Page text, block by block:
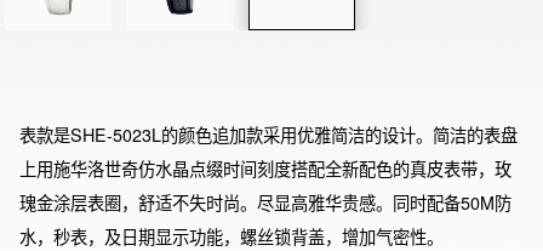
表款是SHE-5023L的颜色追加款采用优雅简洁的设计。简洁的表盘
上用施华洛世奇仿水晶点缀时间刻度搭配全新配色的真皮表带，玫
瑰金涂层表圈，舒适不失时尚。尽显高雅华贵感。同时配备50M防
水，秒表，及日期显示功能，螺丝锁背盖，增加气密性。